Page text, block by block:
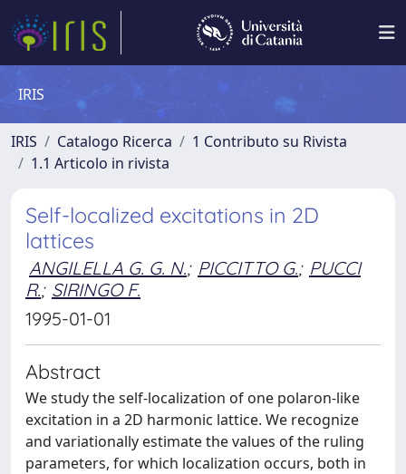
IRIS
IRIS Catalogo Ricerca
1 Contributo su Rivista
1.1 Articolo in rivista
Self-localized excitations in 2D
lattices
ANGILELLA G. G. N.; PICCITTO G.; PUCCI
R.; SIRINGO F.
1995-01-01
Abstract
We study the self-localization of one polaron-like
excitation in a 2D harmonic lattice. We recognize
and variationally estimate the values of the ruling
parameters, for which localization occurs, both in